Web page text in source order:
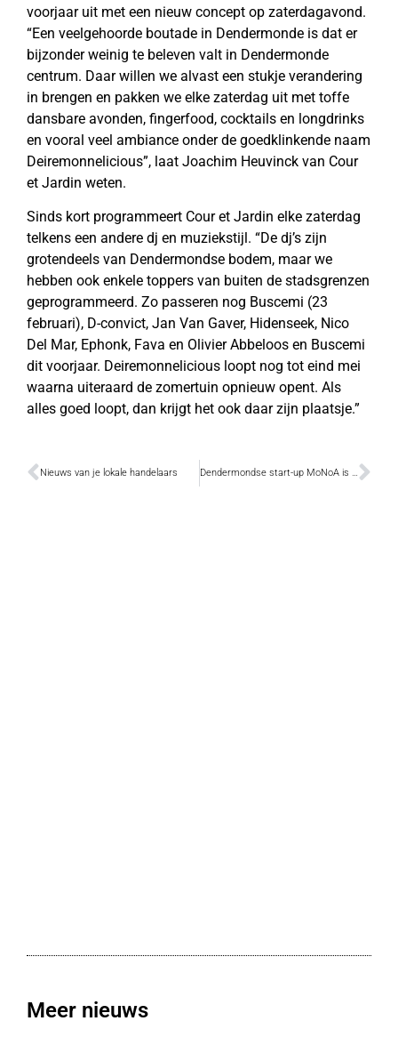
voorjaar uit met een nieuw concept op zaterdagavond.
“Een veelgehoorde boutade in Dendermonde is dat er
bijzonder weinig te beleven valt in Dendermonde
centrum. Daar willen we alvast een stukje verandering
in brengen en pakken we elke zaterdag uit met toffe
dansbare avonden, fingerfood, cocktails en longdrinks
en vooral veel ambiance onder de goedklinkende naam
Deiremonnelicious”, laat Joachim Heuvinck van Cour
et Jardin weten.
Sinds kort programmeert Cour et Jardin elke zaterdag
telkens een andere dj en muziekstijl. “De dj’s zijn
grotendeels van Dendermondse bodem, maar we
hebben ook enkele toppers van buiten de stadsgrenzen
geprogrammeerd. Zo passeren nog Buscemi (23
februari), D-convict, Jan Van Gaver, Hidenseek, Nico
Del Mar, Ephonk, Fava en Olivier Abbeloos en Buscemi
dit voorjaar. Deiremonnelicious loopt nog tot eind mei
waarna uiteraard de zomertuin opnieuw opent. Als
alles goed loopt, dan krijgt het ook daar zijn plaatsje.”
Nieuws van je lokale handelaars
Meer nieuws